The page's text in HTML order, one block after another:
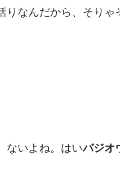
りなんだから、そりゃ
ないよね。はいバジオ